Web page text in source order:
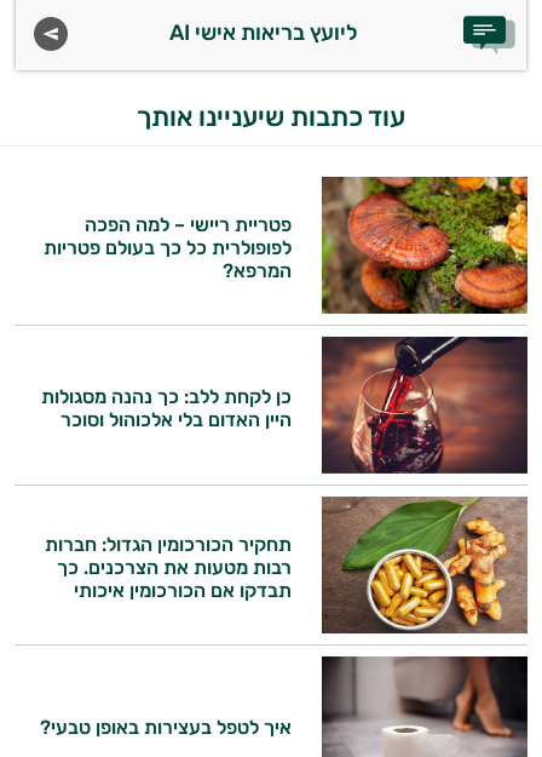
ליועץ בריאות אישי AI
עוד כתבות שיעניינו אותך
פטריית ריישי – למה הפכה
לפופולרית כל כך בעולם פטריות
המרפא?
כן לקחת ללב: כך נהנה מסגולות
היין האדום בלי אלכוהול וסוכר
תחקיר הכורכומין הגדול: חברות
רבות מטעות את הצרכנים. כך
תבדקו אם הכורכומין איכותי
איך לטפל בעצירות באופן טבעי?